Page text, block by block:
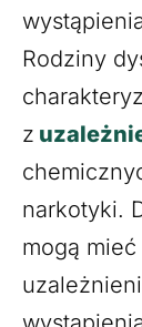
Rodziny
z
narkotyki.
mogą